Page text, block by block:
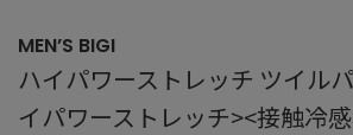
MEN’S BIGI
ハイパワーストレッチ ツイル
イパワーストレッチ><接触冷